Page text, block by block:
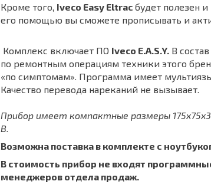
Кроме того, Iveco Easy Eltrac будет полезен
его помощью вы сможете прописывать и
Комплекс включает ПО Iveco E.A.S.Y. В
по ремонтным операциям техники этого
«по симптомам». Программа имеет
Качество перевода нареканий не вызывает.
Прибор имеет компактные размеры
В.
Возможна поставка в комплекте с
В стоимость прибор не входят
менеджеров отдела продаж.